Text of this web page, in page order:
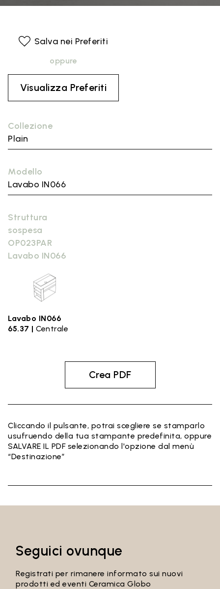
Collezione
Plain
Modello
Lavabo IN066
Struttura
sospesa
OP023PAR
Lavabo IN066
Lavabo IN066
65.37 | Centrale
Salva nei Preferiti
oppure
Visualizza Preferiti
Crea PDF
Cliccando il pulsante, potrai scegliere se stamparlo
usufruendo della tua stampante predefinita, oppure
SALVARE IL PDF selezionando l'opzione dal menù
“Destinazione”
Seguici ovunque
Registrati per rimanere informato sui nuovi
prodotti ed eventi Ceramica Globo